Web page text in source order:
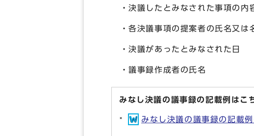
・決議したとみなされた事項の内
・各決議事項の提案者の氏名又は
・決議があったとみなされた日
・議事録作成者の氏名
みなし決議の議事録の記載例はこ
みなし決議の議事録の記